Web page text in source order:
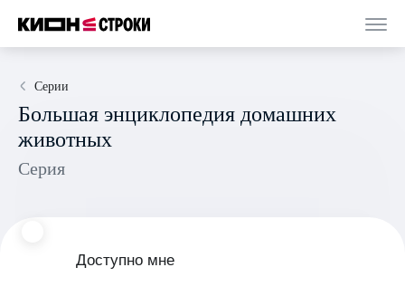
Серии
Большая энциклопедия домашних
животных
Серия
Доступно мне